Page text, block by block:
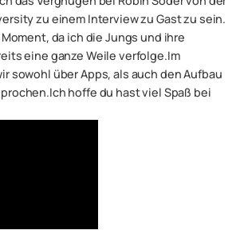
zu einem Interview zu Gast zu sein.
da ich die Jungs und ihre
eine ganze Weile verfolge.Im
sowohl über Apps, als auch den Aufbau
hoffe du hast viel Spaß bei